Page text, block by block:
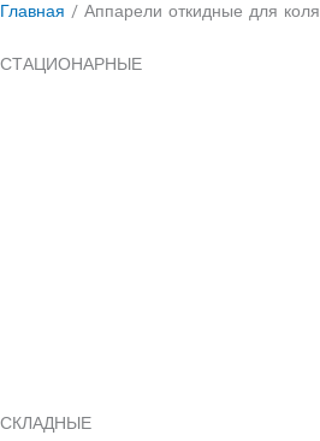
Главная / Аппарели откидные для
СТАЦИОНАРНЫЕ
СКЛАДНЫЕ